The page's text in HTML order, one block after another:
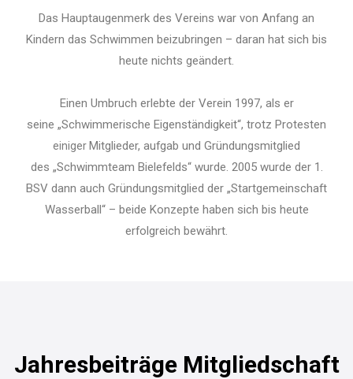
Das Hauptaugenmerk des Vereins war von Anfang an
Kindern das Schwimmen beizubringen – daran hat sich bis
heute nichts geändert.
Einen Umbruch erlebte der Verein 1997, als er
seine „Schwimmerische Eigenständigkeit“, trotz Protesten
einigerMitglieder, aufgab und Gründungsmitglied
des „Schwimmteam Bielefelds“ wurde. 2005 wurde der 1.
BSV dann auch Gründungsmitglied der „Startgemeinschaft
Wasserball“ – beide Konzepte haben sich bis heute
erfolgreich bewährt.
Jahresbeiträge Mitgliedschaft